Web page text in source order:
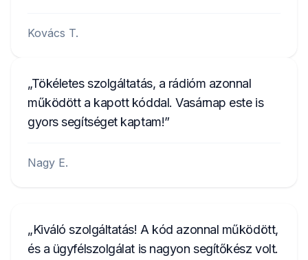
Kovács T.
Tökéletes szolgáltatás, a rádióm azonnal
működött a kapott kóddal. Vasárnap este is
gyors segítséget kaptam!
Nagy E.
Kiváló szolgáltatás! A kód azonnal működött,
és a ügyfélszolgálat is nagyon segítőkész volt.